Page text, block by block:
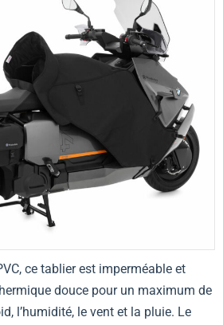
ce tablier est imperméable et
douce pour un maximum de
l’humidité, le vent et la pluie. Le